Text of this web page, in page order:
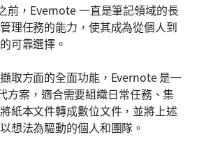
前，Evernote 一直是筆記領域的長
理任務的能力，使其成為從個人到
可靠選擇。
取方面的全面功能，Evernote 是一
方案，適合需要組織日常任務、集
紙本文件轉成數位文件，並將上述
想法為驅動的個人和團隊。